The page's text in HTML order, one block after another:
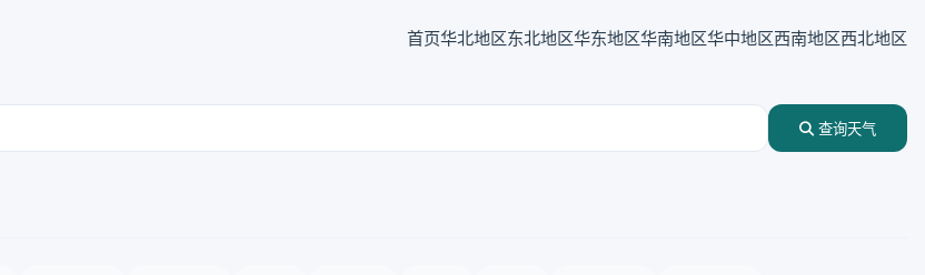
首页华北地区东北地区华东地区华南地区华中地区西南地区西北地区
查询天气